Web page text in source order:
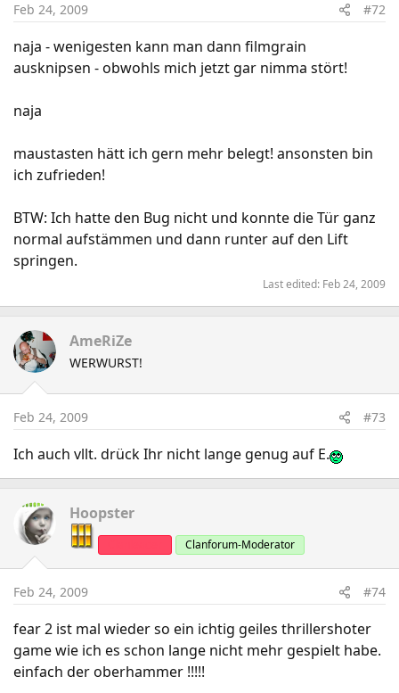
Feb 24, 2009 #72
naja - wenigesten kann man dann filmgrain
ausknipsen - obwohls mich jetzt gar nimma stört!
naja
maustasten hätt ich gern mehr belegt! ansonsten bin
ich zufrieden!
BTW: Ich hatte den Bug nicht und konnte die Tür ganz
normal aufstämmen und dann runter auf den Lift
springen.
Last edited: Feb 24, 2009
AmeRiZe
WERWURST!
Feb 24, 2009 #73
Ich auch vllt. drück Ihr nicht lange genug auf E.
Hoopster
Clanforum-Moderator
Feb 24, 2009 #74
fear 2 ist mal wieder so ein ichtig geiles thrillershoter
game wie ich es schon lange nicht mehr gespielt habe.
einfach der oberhammer !!!!!